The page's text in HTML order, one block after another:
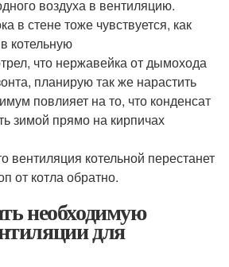
воздуха в вентиляцию.
в стене тоже чувствуется, как
котельную
что нержавейка от дымохода
планирую так же нарастить
повлияет на то, что конденсат
зимой прямо на кирпичах
вентиляция котельной перестанет
от котла обратно.
необходимую
для